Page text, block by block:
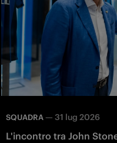
SQUADRA — 31 lug 2026
L'incontro tra John